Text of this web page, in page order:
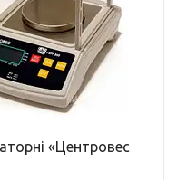
«Центровес